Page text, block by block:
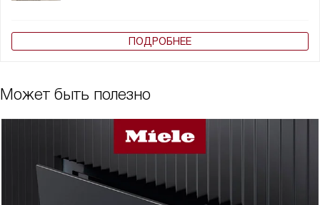
ПОДРОБНЕЕ
Может быть полезно